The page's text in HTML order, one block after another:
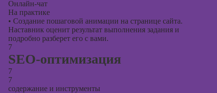
Онлайн-чат
На практике
• Создание пошаговой анимации на странице сайта.
Наставник оценит результат выполнения задания и
подробно разберет его с вами.
7
SEO-оптимизация
7
7
содержание и инструменты